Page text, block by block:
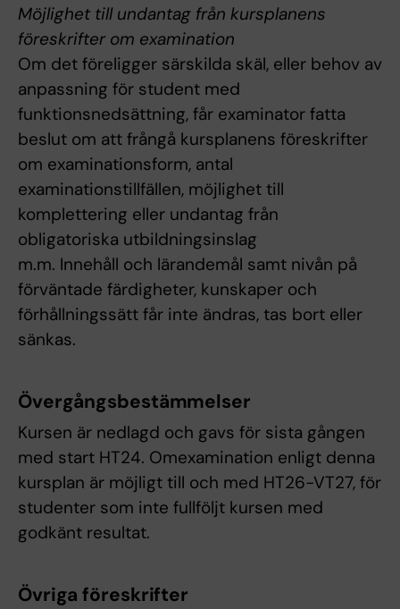
Möjlighet till undantag från kursplanens
föreskrifter om examination
Om det föreligger särskilda skäl, eller behov av
anpassning för student med
funktionsnedsättning, får examinator fatta
beslut om att frångå kursplanens föreskrifter
om examinationsform, antal
examinationstillfällen, möjlighet till
komplettering eller undantag från
obligatoriska utbildningsinslag
m.m. Innehåll och lärandemål samt nivån på
förväntade färdigheter, kunskaper och
förhållningssätt får inte ändras, tas bort eller
sänkas.
Övergångsbestämmelser
Kursen är nedlagd och gavs för sista gången
med start HT24. Omexamination enligt denna
kursplan är möjligt till och med HT26-VT27, för
studenter som inte fullföljt kursen med
godkänt resultat.
Övriga föreskrifter